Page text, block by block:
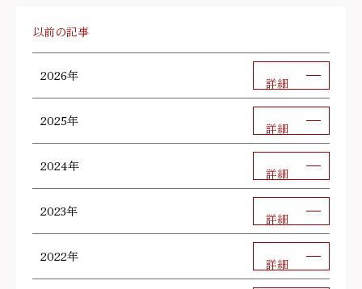
以前の記事
2026年 詳細
2025年 詳細
2024年 詳細
2023年 詳細
2022年 詳細